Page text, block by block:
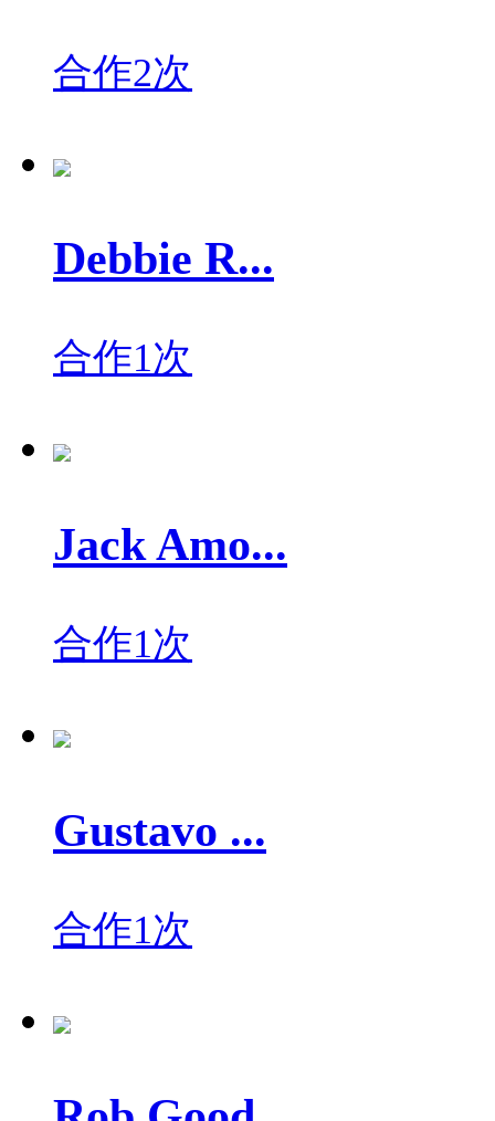
合作2次
Debbie R...
合作1次
Jack Amo...
合作1次
Gustavo ...
合作1次